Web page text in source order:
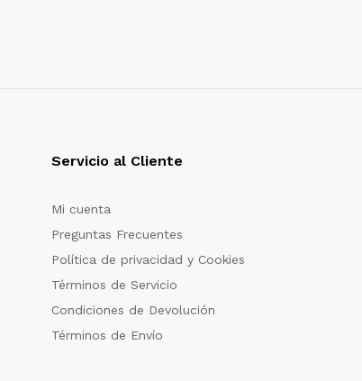
Servicio al Cliente
Mi cuenta
Preguntas Frecuentes
Política de privacidad y Cookies
Términos de Servicio
Condiciones de Devolución
Términos de Envío